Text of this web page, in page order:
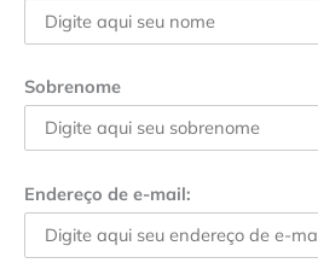
Sobrenome
Endereço de e-mail: